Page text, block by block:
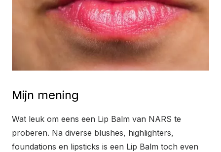
Mijn mening
Wat leuk om eens een Lip Balm van NARS te
proberen. Na diverse blushes, highlighters,
foundations en lipsticks is een Lip Balm toch even